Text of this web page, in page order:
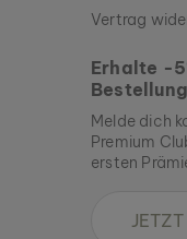
Vertrag
Erhalte -
Bestellung
Melde dich
Premium
ersten